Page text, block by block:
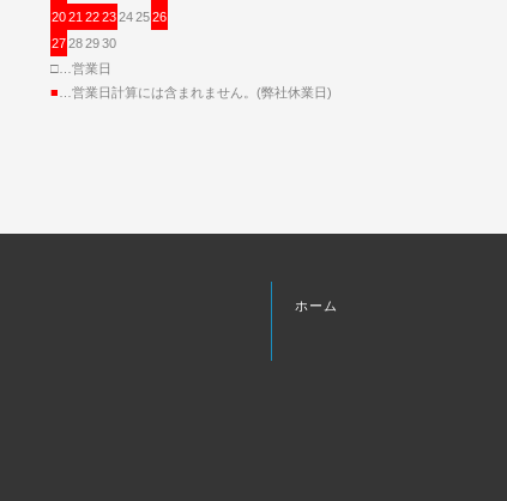
2021 2223242526
27282930
□…営業日
■ …営業日計算には含まれません。(弊社休業日)
ホーム